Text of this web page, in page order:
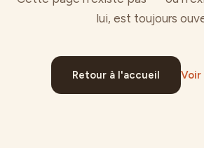
lui, est toujours
Retour à l'accueil Voir